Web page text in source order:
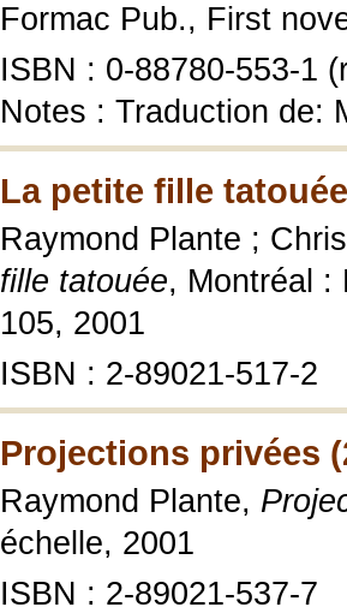
Formac Pub., First
ISBN : 0-88780-553-1
Notes : Traduction de:
La petite fille
Raymond Plante ;
fille tatouée, Montréal :
105, 2001
ISBN : 2-89021-517-2
Projections privées
Raymond Plante,
échelle, 2001
ISBN : 2-89021-537-7